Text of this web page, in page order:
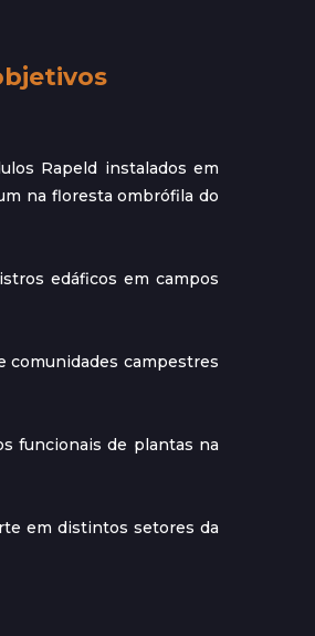
Rapeld instalados em
na floresta ombrófila do
edáficos em campos
comunidades campestres
funcionais de plantas na
em distintos setores da